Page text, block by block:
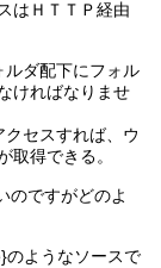
はＨＴＴＰ経由
ダ配下にフォル
ければなりませ
セスすれば、ウ
取得できる。
のですがどのよ
ようなソースで